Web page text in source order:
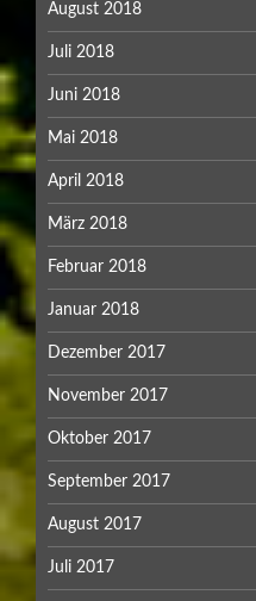
August 2018
Juli 2018
Juni 2018
Mai 2018
April 2018
März 2018
Februar 2018
Januar 2018
Dezember 2017
November 2017
Oktober 2017
September 2017
August 2017
Juli 2017